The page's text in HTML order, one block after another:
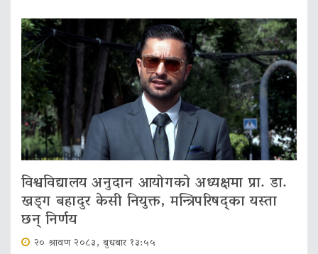
विश्वविद्यालय अनुदान आयोगको अध्यक्षमा प्रा. डा.
खड्ग बहादुर केसी नियुक्त, मन्त्रिपरिषद्का यस्ता
छन् निर्णय
२० श्रावण २०८३, बुधबार १३:५५